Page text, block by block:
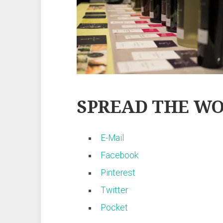
SPREAD THE
E-Mail
Facebook
Pinterest
Twitter
Pocket